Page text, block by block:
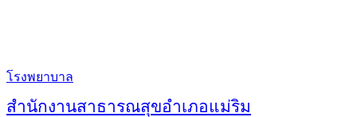
โรงพยาบาล
สำนักงานสาธารณสุขอำเภอแม่ริม